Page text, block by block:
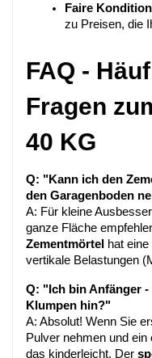
Faire
zu Preisen, die
FAQ -
Fragen
40 KG
Q: "Kann ich den
den Garagenboden
A: Für kleine
Zementmörtel
hat
vertikale Belastungen
Q: "Ich bin Anfänger
Klumpen hin?"
A: Absolut! Wenn Sie
Pulver nehmen und
das kinderleicht. Der